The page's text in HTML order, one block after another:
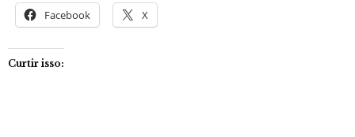
Facebook X
Curtir isso: